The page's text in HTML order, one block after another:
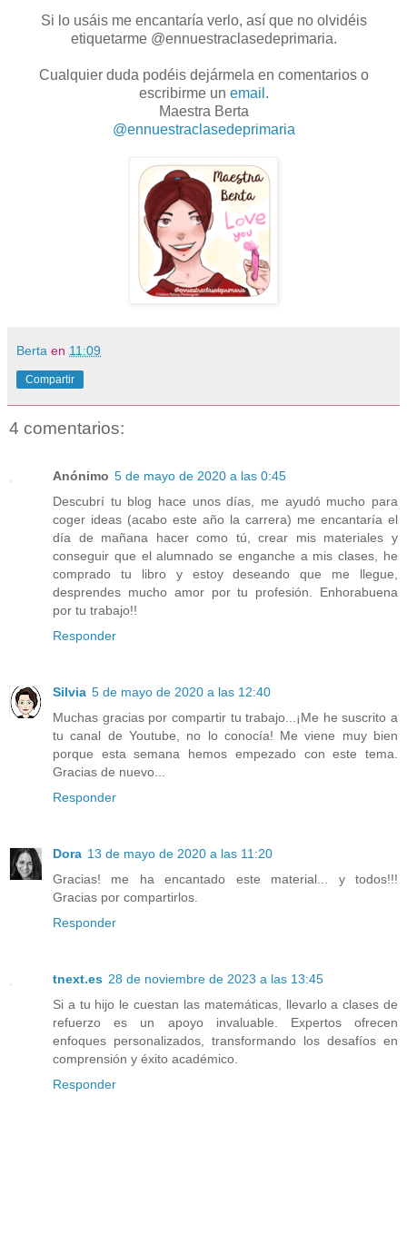
Si lo usáis me encantaría verlo, así que no olvidéis
etiquetarme @ennuestraclasedeprimaria.
Cualquier duda podéis dejármela en comentarios o
escribirme un email .
Maestra Berta
@ennuestraclasedeprimaria
Berta en 11:09
Compartir
4 comentarios:
Anónimo 5 de mayo de 2020 a las 0:45
Descubrí tu blog hace unos días, me ayudó mucho para
coger ideas (acabo este año la carrera) me encantaría el
día de mañana hacer como tú, crear mis materiales y
conseguir que el alumnado se enganche a mis clases, he
comprado tu libro y estoy deseando que me llegue,
desprendes mucho amor por tu profesión. Enhorabuena
por tu trabajo!!
Responder
Silvia 5 de mayo de 2020 a las 12:40
Muchas gracias por compartir tu trabajo...¡Me he suscrito a
tu canal de Youtube, no lo conocía! Me viene muy bien
porque esta semana hemos empezado con este tema.
Gracias de nuevo...
Responder
Dora 13 de mayo de 2020 a las 11:20
Gracias! me ha encantado este material... y todos!!!
Gracias por compartirlos.
Responder
tnext.es 28 de noviembre de 2023 a las 13:45
Si a tu hijo le cuestan las matemáticas, llevarlo a clases de
refuerzo es un apoyo invaluable. Expertos ofrecen
enfoques personalizados, transformando los desafíos en
comprensión y éxito académico.
Responder